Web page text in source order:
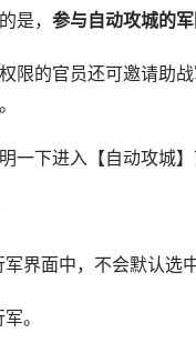
， 参与自动攻城的
的官员还可邀请助战
下进入【自动攻城】
面中，不会默认选中
。